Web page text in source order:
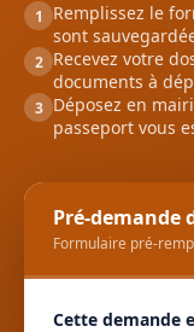
1
Remplissez le
sont
2 Recevez votre
documents à
3 Déposez en
passeport vous
Pré-demande
Formulaire pré-
Cette demande